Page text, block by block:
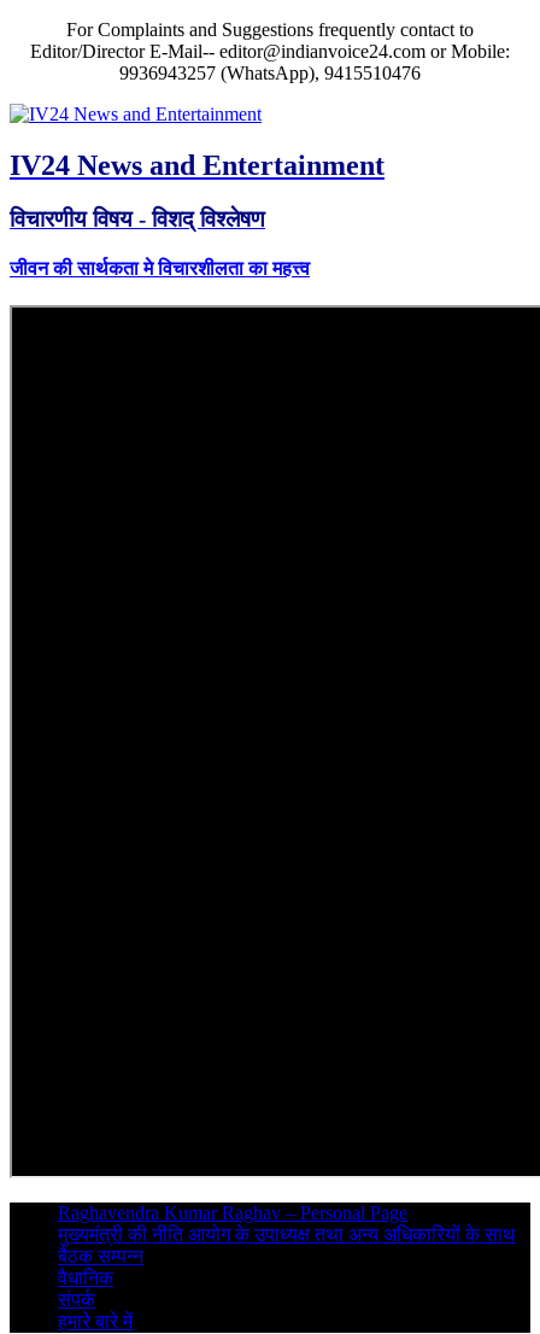
For Complaints and Suggestions frequently contact to
Editor/Director E-Mail-- editor@indianvoice24.com or Mobile:
9936943257 (WhatsApp), 9415510476
IV24 News and Entertainment
विचारणीय विषय - विशद् विश्लेषण
जीवन की सार्थकता मे विचारशीलता का महत्त्व
Raghavendra Kumar Raghav – Personal Page
मुख्यमंत्री की नीति आयोग के उपाध्यक्ष तथा अन्य अधिकारियों के साथ
बैठक सम्पन्न
वैधानिक
संपर्क
हमारे बारे में